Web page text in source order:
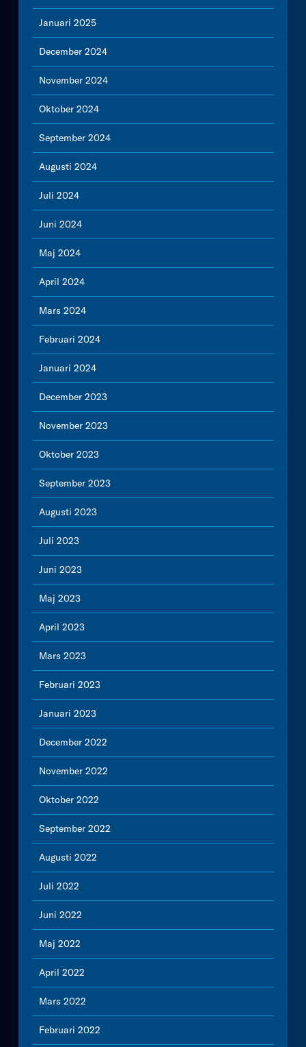
Januari 2025
December 2024
November 2024
Oktober 2024
September 2024
Augusti 2024
Juli 2024
Juni 2024
Maj 2024
April 2024
Mars 2024
Februari 2024
Januari 2024
December 2023
November 2023
Oktober 2023
September 2023
Augusti 2023
Juli 2023
Juni 2023
Maj 2023
April 2023
Mars 2023
Februari 2023
Januari 2023
December 2022
November 2022
Oktober 2022
September 2022
Augusti 2022
Juli 2022
Juni 2022
Maj 2022
April 2022
Mars 2022
Februari 2022